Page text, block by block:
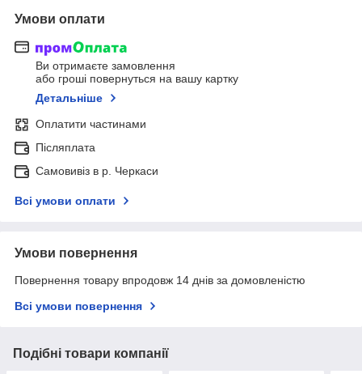
Умови оплати
Ви отримаєте замовлення
або гроші повернуться на вашу картку
Детальніше
Оплатити частинами
Післяплата
Самовивіз в р. Черкаси
Всі умови оплати
Умови повернення
Повернення товару впродовж 14 днів за домовленістю
Всі умови повернення
Подібні товари компанії